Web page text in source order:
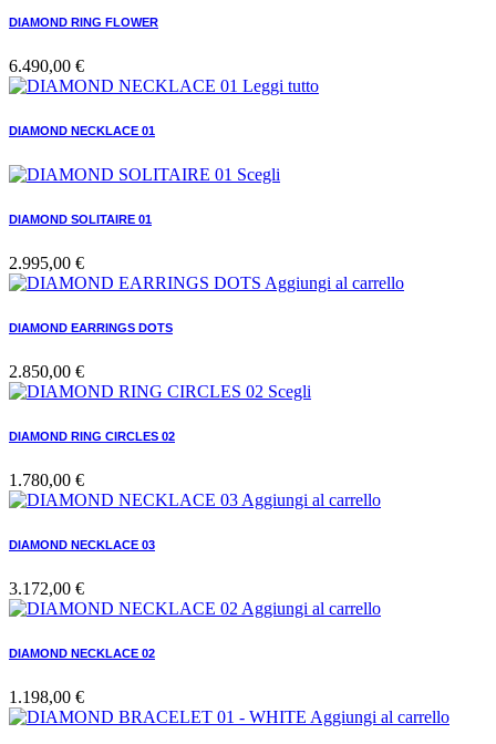
DIAMOND RING FLOWER
6.490,00 €
Leggi tutto
DIAMOND NECKLACE 01
Scegli
DIAMOND SOLITAIRE 01
2.995,00 €
Aggiungi al carrello
DIAMOND EARRINGS DOTS
2.850,00 €
Scegli
DIAMOND RING CIRCLES 02
1.780,00 €
Aggiungi al carrello
DIAMOND NECKLACE 03
3.172,00 €
Aggiungi al carrello
DIAMOND NECKLACE 02
1.198,00 €
Aggiungi al carrello